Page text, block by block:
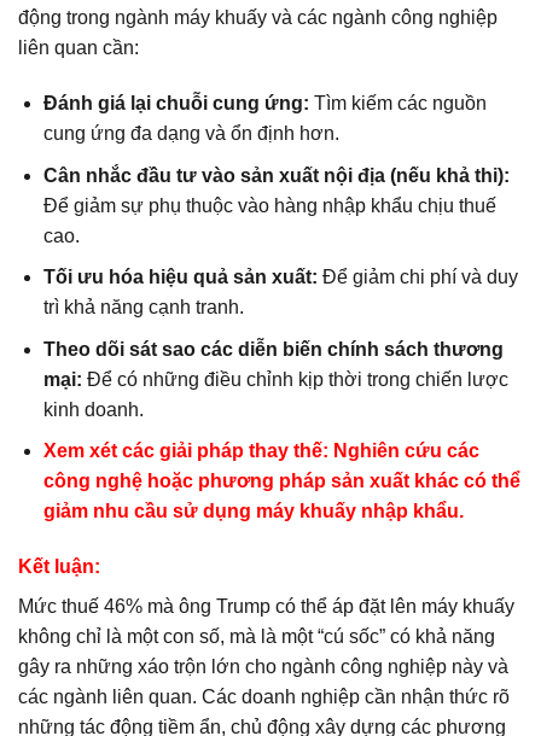
động trong ngành máy khuấy và các ngành công nghiệp
liên quan cần:
Đánh giá lại chuỗi cung ứng: Tìm kiếm các nguồn
cung ứng đa dạng và ổn định hơn.
Cân nhắc đầu tư vào sản xuất nội địa (nếu khả thi):
Để giảm sự phụ thuộc vào hàng nhập khẩu chịu thuế
cao.
Tối ưu hóa hiệu quả sản xuất: Để giảm chi phí và duy
trì khả năng cạnh tranh.
Theo dõi sát sao các diễn biến chính sách thương
mại: Để có những điều chỉnh kịp thời trong chiến lược
kinh doanh.
Xem xét các giải pháp thay thế: Nghiên cứu các
công nghệ hoặc phương pháp sản xuất khác có thể
giảm nhu cầu sử dụng máy khuấy nhập khẩu.
Kết luận:
Mức thuế 46% mà ông Trump có thể áp đặt lên máy khuấy
không chỉ là một con số, mà là một “cú sốc” có khả năng
gây ra những xáo trộn lớn cho ngành công nghiệp này và
các ngành liên quan. Các doanh nghiệp cần nhận thức rõ
những tác động tiềm ẩn, chủ động xây dựng các phương